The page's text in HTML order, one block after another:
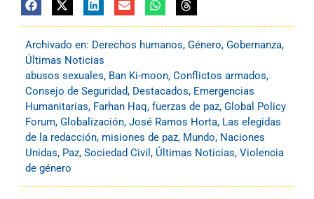
Archivado en: Derechos humanos, Género, Gobernanza,
Últimas Noticias
abusos sexuales, Ban Ki-moon, Conflictos armados,
Consejo de Seguridad, Destacados, Emergencias
Humanitarias, Farhan Haq, fuerzas de paz, Global Policy
Forum, Globalización, José Ramos Horta, Las elegidas
de la redacción, misiones de paz, Mundo, Naciones
Unidas, Paz, Sociedad Civil , Últimas Noticias, Violencia
de género